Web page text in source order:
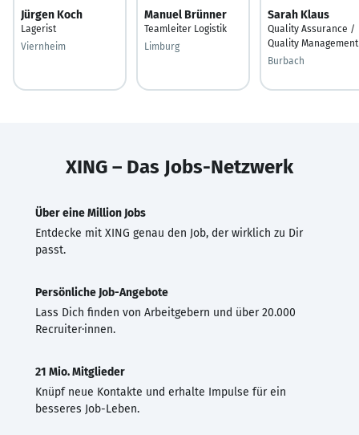
Jürgen Koch
Lagerist
Viernheim
Manuel Brünner
Teamleiter Logistik
Limburg
Sarah Klaus
Quality Assurance /
Quality Management
Burbach
XING – Das Jobs-Netzwerk
Über eine Million Jobs
Entdecke mit XING genau den Job, der wirklich zu Dir
passt.
Persönliche Job-Angebote
Lass Dich finden von Arbeitgebern und über 20.000
Recruiter·innen.
21 Mio. Mitglieder
Knüpf neue Kontakte und erhalte Impulse für ein
besseres Job-Leben.